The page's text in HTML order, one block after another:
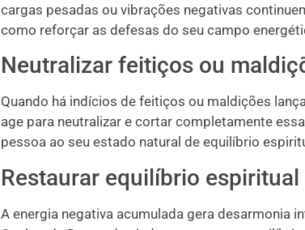
cargas pesadas ou vibrações negativas
como reforçar as defesas do seu campo
Neutralizar feitiços ou
Quando há indícios de feitiços ou maldições
age para neutralizar e cortar completamente
pessoa ao seu estado natural de equilíbrio
Restaurar equilíbrio espiritual
A energia negativa acumulada gera desarmonia